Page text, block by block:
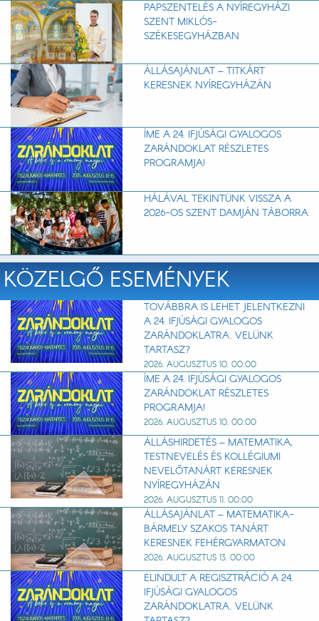
PAPSZENTELÉS A NYÍREGYHÁZI
SZENT MIKLÓS-
SZÉKESEGYHÁZBAN
ÁLLÁSAJÁNLAT – TITKÁRT
KERESNEK NYÍREGYHÁZÁN
ÍME A 24. IFJÚSÁGI GYALOGOS
ZARÁNDOKLAT RÉSZLETES
PROGRAMJA!
HÁLÁVAL TEKINTÜNK VISSZA A
2026-OS SZENT DAMJÁN TÁBORRA
KÖZELGŐ ESEMÉNYEK
TOVÁBBRA IS LEHET JELENTKEZNI
A 24. IFJÚSÁGI GYALOGOS
ZARÁNDOKLATRA. VELÜNK
TARTASZ?
2026. AUGUSZTUS 10. 00:00
ÍME A 24. IFJÚSÁGI GYALOGOS
ZARÁNDOKLAT RÉSZLETES
PROGRAMJA!
2026. AUGUSZTUS 10. 00:00
ÁLLÁSHIRDETÉS – MATEMATIKA,
TESTNEVELÉS ÉS KOLLÉGIUMI
NEVELŐTANÁRT KERESNEK
NYÍREGYHÁZÁN
2026. AUGUSZTUS 11. 00:00
ÁLLÁSAJÁNLAT – MATEMATIKA-
BÁRMELY SZAKOS TANÁRT
KERESNEK FEHÉRGYARMATON
2026. AUGUSZTUS 13. 00:00
ELINDULT A REGISZTRÁCIÓ A 24.
IFJÚSÁGI GYALOGOS
ZARÁNDOKLATRA. VELÜNK